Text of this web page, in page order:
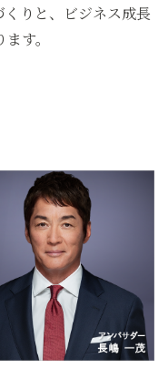
りと、
ビジネス成長
す。